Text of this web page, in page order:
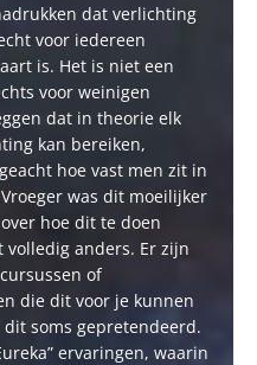
dat verlichting
voor iedereen
is. Het is niet een
voor weinigen
dat in theorie elk
kan bereiken,
hoe vast men zit in
was dit moeilijker
hoe dit te doen
volledig anders. Er zijn
of
die dit voor je kunnen
soms gepretendeerd.
ervaringen, waarin